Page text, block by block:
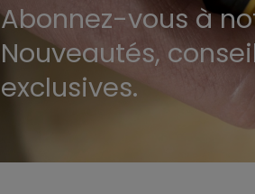
Abonnez-vous à
Nouveautés,
exclusives.